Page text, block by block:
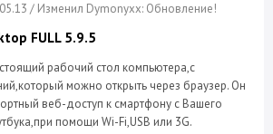
/ Изменил Dymonyxx: Обновление!
FULL 5.9.5
рабочий стол компьютера,с
можно открыть через браузер. Он
веб-доступ к смартфону с Вашего
помощи Wi-Fi,USB или 3G.